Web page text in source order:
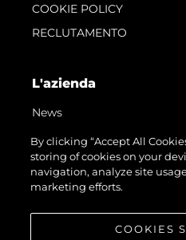
COOKIE POLICY
RECLUTAMENTO
L'azienda
News
Eventi
Innovazione
Heritage
By clicking “Accept All
storing of cookies on your
navigation, analyze site
marketing efforts.
COOKIES